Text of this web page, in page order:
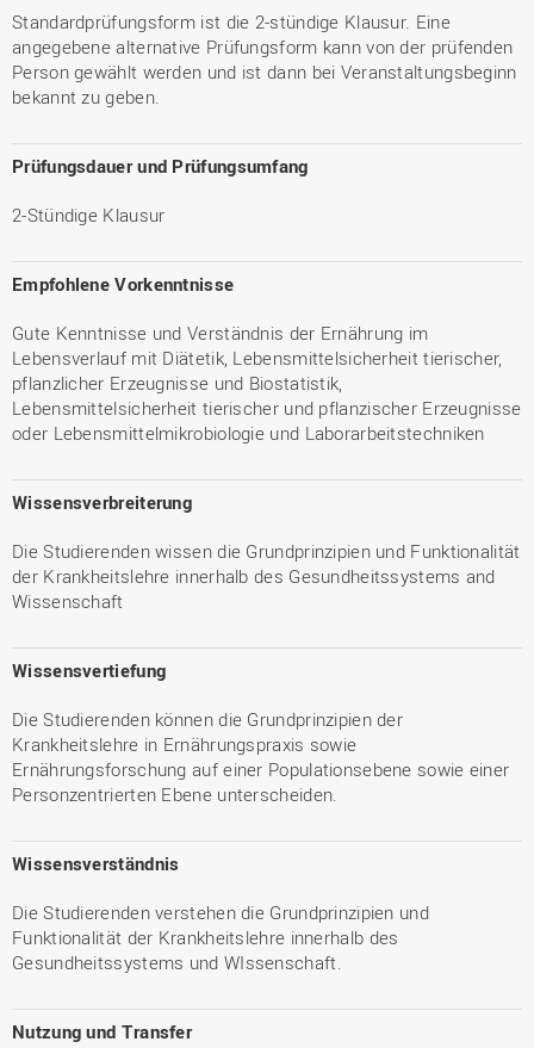
Standardprüfungsform ist die 2-stündige Klausur. Eine
angegebene alternative Prüfungsform kann von der prüfenden
Person gewählt werden und ist dann bei Veranstaltungsbeginn
bekannt zu geben.
Prüfungsdauer und Prüfungsumfang
2-Stündige Klausur
Empfohlene Vorkenntnisse
Gute Kenntnisse und Verständnis der Ernährung im
Lebensverlauf mit Diätetik, Lebensmittelsicherheit tierischer,
pflanzlicher Erzeugnisse und Biostatistik,
Lebensmittelsicherheit tierischer und pflanzischer Erzeugnisse
oder Lebensmittelmikrobiologie und Laborarbeitstechniken
Wissensverbreiterung
Die Studierenden wissen die Grundprinzipien und Funktionalität
der Krankheitslehre innerhalb des Gesundheitssystems and
Wissenschaft
Wissensvertiefung
Die Studierenden können die Grundprinzipien der
Krankheitslehre in Ernährungspraxis sowie
Ernährungsforschung auf einer Populationsebene sowie einer
Personzentrierten Ebene unterscheiden.
Wissensverständnis
Die Studierenden verstehen die Grundprinzipien und
Funktionalität der Krankheitslehre innerhalb des
Gesundheitssystems und WIssenschaft.
Nutzung und Transfer